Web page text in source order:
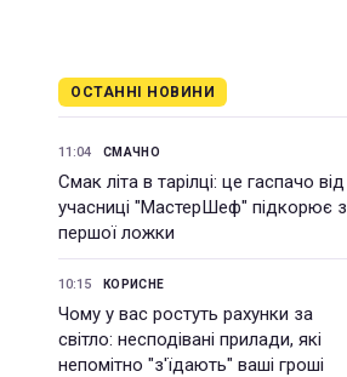
ОСТАННІ НОВИНИ
11:04 СМАЧНО
Смак літа в тарілці: це гаспачо від
учасниці "МастерШеф" підкорює з
першої ложки
10:15 КОРИСНЕ
Чому у вас ростуть рахунки за
світло: несподівані прилади, які
непомітно "з'їдають" ваші гроші